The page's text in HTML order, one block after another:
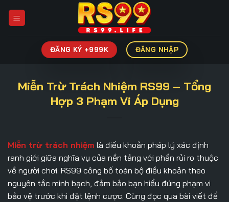
ĐĂNG KÝ +999K ĐĂNG NHẬP
Miễn Trừ Trách Nhiệm RS99 – Tổng
Hợp 3 Phạm Vi Áp Dụng
Miễn trừ trách nhiệm là điều khoản pháp lý xác định
ranh giới giữa nghĩa vụ của nền tảng với phần rủi ro thuộc
về người chơi. RS99 công bố toàn bộ điều khoản theo
nguyên tắc minh bạch, đảm bảo bạn hiểu đúng phạm vi
bảo vệ trước khi đặt lệnh cược. Cùng đọc qua bài viết để